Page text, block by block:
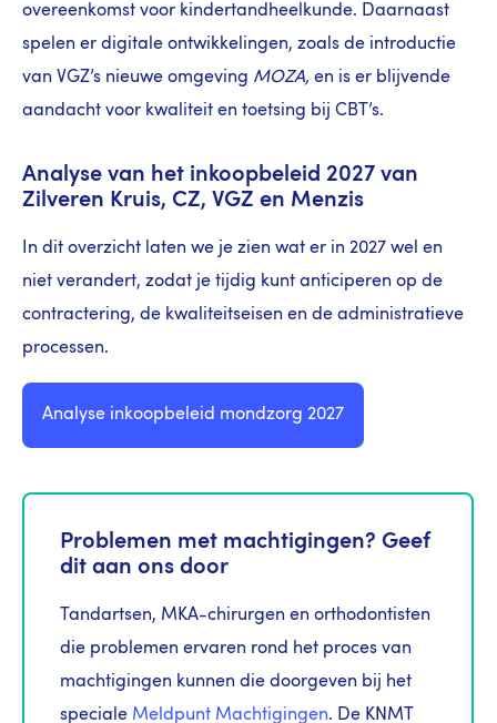
overeenkomst voor kindertandheelkunde. Daarnaast
spelen er digitale ontwikkelingen, zoals de introductie
van VGZ’s nieuwe omgeving MOZA, en is er blijvende
aandacht voor kwaliteit en toetsing bij CBT’s.
Analyse van het inkoopbeleid 2027 van
Zilveren Kruis, CZ, VGZ en Menzis
In dit overzicht laten we je zien wat er in 2027 wel en
niet verandert, zodat je tijdig kunt anticiperen op de
contractering, de kwaliteitseisen en de administratieve
processen.
Analyse inkoopbeleid mondzorg 2027
Problemen met machtigingen? Geef
dit aan ons door
Tandartsen, MKA-chirurgen en orthodontisten
die problemen ervaren rond het proces van
machtigingen kunnen die doorgeven bij het
speciale Meldpunt Machtigingen. De KNMT